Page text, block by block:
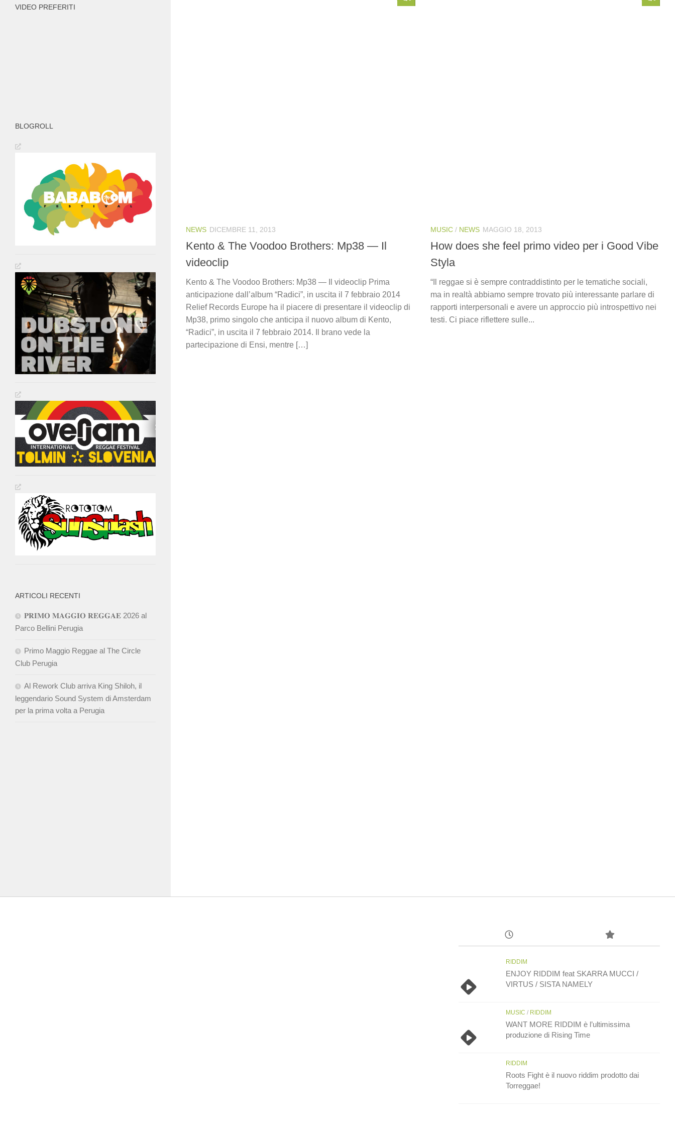
NEWS DICEMBRE 11, 2013
Kento & The Voodoo Brothers: Mp38 — Il
videoclip
Kento & The Voodoo Brothers: Mp38 — Il videoclip Prima
anticipazione dall’album “Radici”, in uscita il 7 febbraio 2014
Relief Records Europe ha il piacere di presentare il videoclip di
Mp38, primo singolo che anticipa il nuovo album di Kento,
“Radici”, in uscita il 7 febbraio 2014. Il brano vede la
partecipazione di Ensi, mentre […]
MUSIC / NEWS MAGGIO 18, 2013
How does she feel primo video per i Good Vibe
Styla
“Il reggae si è sempre contraddistinto per le tematiche sociali,
ma in realtà abbiamo sempre trovato più interessante parlare di
rapporti interpersonali e avere un approccio più introspettivo nei
testi. Ci piace riflettere sulle...
VIDEO PREFERITI
BLOGROLL
ARTICOLI RECENTI
𝐏𝐑𝐈𝐌𝐎 𝐌𝐀𝐆𝐆𝐈𝐎 𝐑𝐄𝐆𝐆𝐀𝐄 2026 al
Parco Bellini Perugia
Primo Maggio Reggae al The Circle
Club Perugia
Al Rework Club arriva King Shiloh, il
leggendario Sound System di Amsterdam
per la prima volta a Perugia
RIDDIM
ENJOY RIDDIM feat SKARRA MUCCI /
VIRTUS / SISTA NAMELY
MUSIC / RIDDIM
WANT MORE RIDDIM è l’ultimissima
produzione di Rising Time
RIDDIM
Roots Fight è il nuovo riddim prodotto dai
Torreggae!